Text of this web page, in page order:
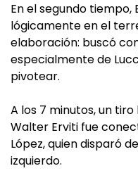
En el segundo
lógicamente en el
elaboración: buscó
especialmente de
pivotear.
A los 7 minutos, un
Walter Erviti fue
López, quien disparó
izquierdo.